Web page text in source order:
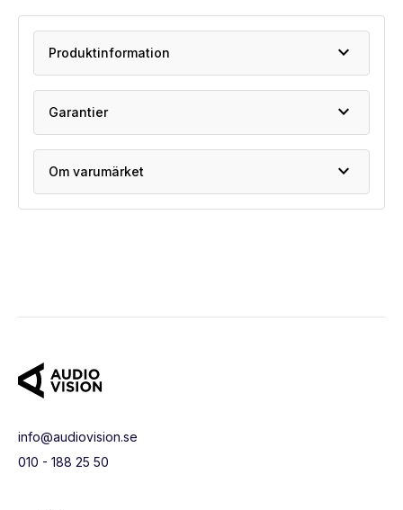
Produktinformation expand_more
Garantier expand_more
Om varumärket expand_more
info@audiovision.se
010 - 188 25 50